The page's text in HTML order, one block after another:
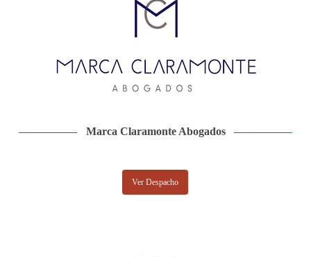
Marca Claramonte Abogados
Ver Despacho